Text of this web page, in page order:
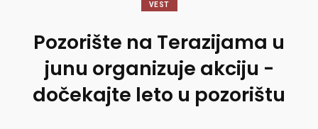
VEST
Pozorište na Terazijama u
junu organizuje akciju -
dočekajte leto u pozorištu